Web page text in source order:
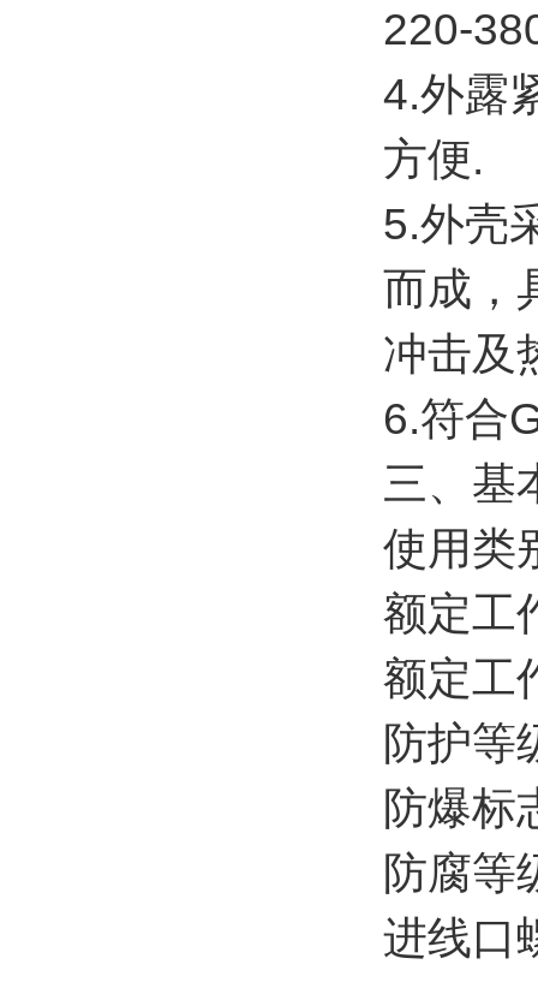
220-
4.外露
方便.
5.外壳
而成，
冲击及
6.符合
三、基
使用类
额定工
额定工
防护等
防爆标
防腐等
进线口